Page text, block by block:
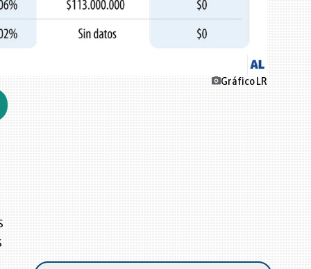
Gráfico LR